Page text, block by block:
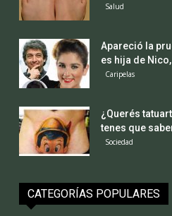
Salud
Apareció la
es hija de
Caripelas
¿Querés
tenes que
Sociedad
CATEGORÍAS POPULARES